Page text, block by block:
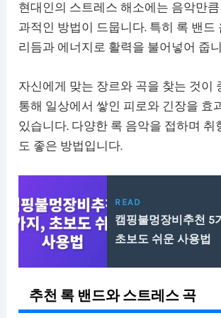
현대인의 스트레스 해소에는 음악만
과적인 방법이 드뭅니다. 특히 록 밴드
리듬과 에너지로 활력을 불어넣어 줍
자신에게 맞는 장르와 곡을 찾는 것이
통해 일상에서 쌓인 피로와 긴장을 효
있습니다. 다양한 록 음악을 접하며 취
도 좋은 방법입니다.
READ
캠핑불멍장비추천 5
초보도 쉬운 사용법
추천 록 밴드와 스트레스 곡